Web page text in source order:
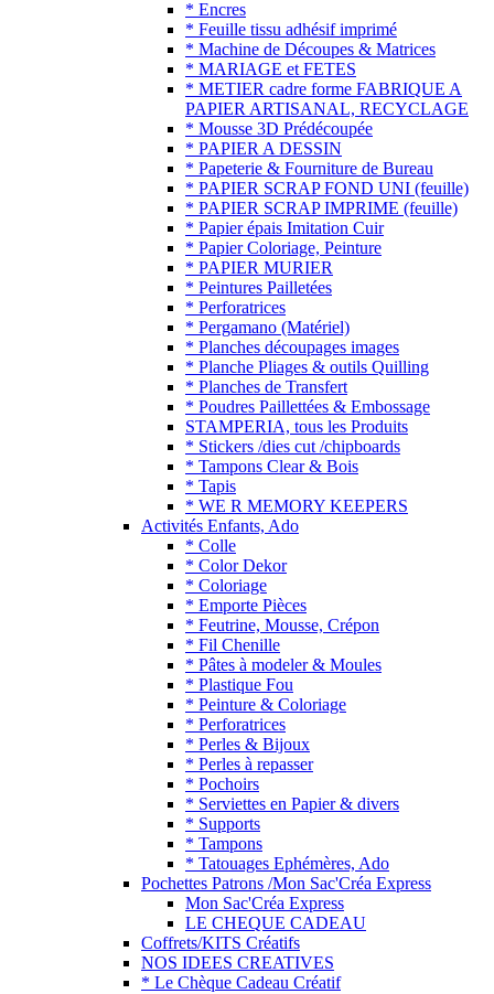
* Encres
* Feuille tissu adhésif imprimé
* Machine de Découpes & Matrices
* MARIAGE et FETES
* METIER cadre forme FABRIQUE A
PAPIER ARTISANAL, RECYCLAGE
* Mousse 3D Prédécoupée
* PAPIER A DESSIN
* Papeterie & Fourniture de Bureau
* PAPIER SCRAP FOND UNI (feuille)
* PAPIER SCRAP IMPRIME (feuille)
* Papier épais Imitation Cuir
* Papier Coloriage, Peinture
* PAPIER MURIER
* Peintures Pailletées
* Perforatrices
* Pergamano (Matériel)
* Planches découpages images
* Planche Pliages & outils Quilling
* Planches de Transfert
* Poudres Paillettées & Embossage
STAMPERIA, tous les Produits
* Stickers /dies cut /chipboards
* Tampons Clear & Bois
* Tapis
* WE R MEMORY KEEPERS
Activités Enfants, Ado
* Colle
* Color Dekor
* Coloriage
* Emporte Pièces
* Feutrine, Mousse, Crépon
* Fil Chenille
* Pâtes à modeler & Moules
* Plastique Fou
* Peinture & Coloriage
* Perforatrices
* Perles & Bijoux
* Perles à repasser
* Pochoirs
* Serviettes en Papier & divers
* Supports
* Tampons
* Tatouages Ephémères, Ado
Pochettes Patrons /Mon Sac'Créa Express
Mon Sac'Créa Express
LE CHEQUE CADEAU
Coffrets/KITS Créatifs
NOS IDEES CREATIVES
* Le Chèque Cadeau Créatif